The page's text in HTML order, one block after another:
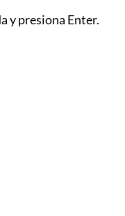
y presiona Enter.